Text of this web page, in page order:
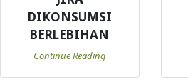
DIKONSUMSI
BERLEBIHAN
Continue Reading